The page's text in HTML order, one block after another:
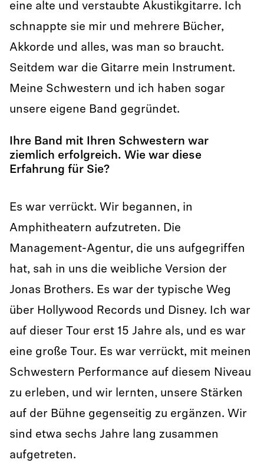
eine alte und verstaubte Akustikgitarre. Ich
schnappte sie mir und mehrere Bücher,
Akkorde und alles, was man so braucht.
Seitdem war die Gitarre mein Instrument.
Meine Schwestern und ich haben sogar
unsere eigene Band gegründet.
Ihre Band mit Ihren Schwestern war
ziemlich erfolgreich. Wie war diese
Erfahrung für Sie?
Es war verrückt. Wir begannen, in
Amphitheatern aufzutreten. Die
Management-Agentur, die uns aufgegriffen
hat, sah in uns die weibliche Version der
Jonas Brothers. Es war der typische Weg
über Hollywood Records und Disney. Ich war
auf dieser Tour erst 15 Jahre als, und es war
eine große Tour. Es war verrückt, mit meinen
Schwestern Performance auf diesem Niveau
zu erleben, und wir lernten, unsere Stärken
auf der Bühne gegenseitig zu ergänzen. Wir
sind etwa sechs Jahre lang zusammen
aufgetreten.